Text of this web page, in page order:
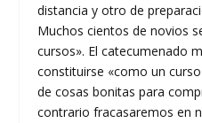
distancia y otro de
Muchos cientos de novios
cursos». El catecumenado
constituirse «como un
de cosas bonitas para
contrario fracasaremos en